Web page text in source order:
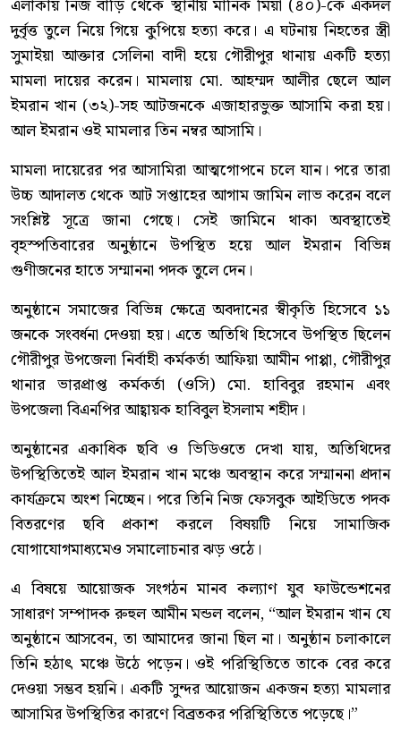
এলাকায় নিজ বাড়ি থেকে স্থানীয় মানিক মিয়া (৪০)-কে একদল
দুর্বৃত্ত তুলে নিয়ে গিয়ে কুপিয়ে হত্যা করে। এ ঘটনায় নিহতের স্ত্রী
সুমাইয়া আক্তার সেলিনা বাদী হয়ে গৌরীপুর থানায় একটি হত্যা
মামলা দায়ের করেন। মামলায় মো. আহম্মদ আলীর ছেলে আল
ইমরান খান (৩২)-সহ আটজনকে এজাহারভুক্ত আসামি করা হয়।
আল ইমরান ওই মামলার তিন নম্বর আসামি।
মামলা দায়েরের পর আসামিরা আত্মগোপনে চলে যান। পরে তারা
উচ্চ আদালত থেকে আট সপ্তাহের আগাম জামিন লাভ করেন বলে
সংশ্লিষ্ট সূত্রে জানা গেছে। সেই জামিনে থাকা অবস্থাতেই
বৃহস্পতিবারের অনুষ্ঠানে উপস্থিত হয়ে আল ইমরান বিভিন্ন
গুণীজনের হাতে সম্মাননা পদক তুলে দেন।
অনুষ্ঠানে সমাজের বিভিন্ন ক্ষেত্রে অবদানের স্বীকৃতি হিসেবে ১১
জনকে সংবর্ধনা দেওয়া হয়। এতে অতিথি হিসেবে উপস্থিত ছিলেন
গৌরীপুর উপজেলা নির্বাহী কর্মকর্তা আফিয়া আমীন পাপ্পা, গৌরীপুর
থানার ভারপ্রাপ্ত কর্মকর্তা (ওসি) মো. হাবিবুর রহমান এবং
উপজেলা বিএনপির আহ্বায়ক হাবিবুল ইসলাম শহীদ।
অনুষ্ঠানের একাধিক ছবি ও ভিডিওতে দেখা যায়, অতিথিদের
উপস্থিতিতেই আল ইমরান খান মঞ্চে অবস্থান করে সম্মাননা প্রদান
কার্যক্রমে অংশ নিচ্ছেন। পরে তিনি নিজ ফেসবুক আইডিতে পদক
বিতরণের ছবি প্রকাশ করলে বিষয়টি নিয়ে সামাজিক
যোগাযোগমাধ্যমেও সমালোচনার ঝড় ওঠে।
এ বিষয়ে আয়োজক সংগঠন মানব কল্যাণ যুব ফাউন্ডেশনের
সাধারণ সম্পাদক রুহুল আমীন মন্ডল বলেন, “আল ইমরান খান যে
অনুষ্ঠানে আসবেন, তা আমাদের জানা ছিল না। অনুষ্ঠান চলাকালে
তিনি হঠাৎ মঞ্চে উঠে পড়েন। ওই পরিস্থিতিতে তাকে বের করে
দেওয়া সম্ভব হয়নি। একটি সুন্দর আয়োজন একজন হত্যা মামলার
আসামির উপস্থিতির কারণে বিব্রতকর পরিস্থিতিতে পড়েছে।”